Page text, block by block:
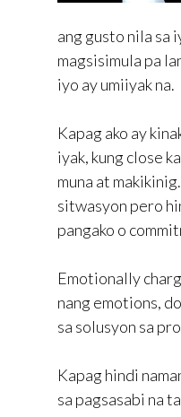
ang gusto nila sa
magsisimula pa
iyo ay umiiyak na.
Kapag ako ay
iyak, kung close
muna at
sitwasyon pero
pangako o
Emotionally
nang emotions,
sa solusyon sa
Kapag hindi
sa pagsasabi na